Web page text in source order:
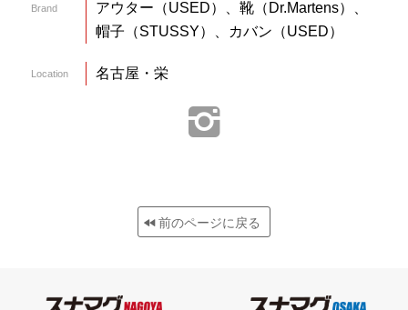
Brand
アウター（USED）、靴（Dr.Martens）、
帽子（STUSSY）、カバン（USED）
Location 名古屋・栄
前のページに戻る